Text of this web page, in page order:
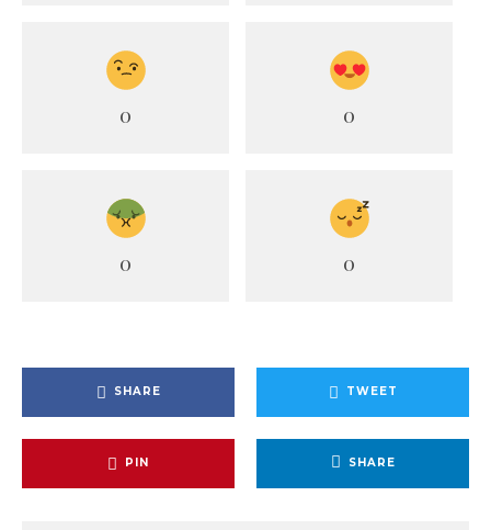
0 0
0 0
SHARE TWEET
PIN SHARE